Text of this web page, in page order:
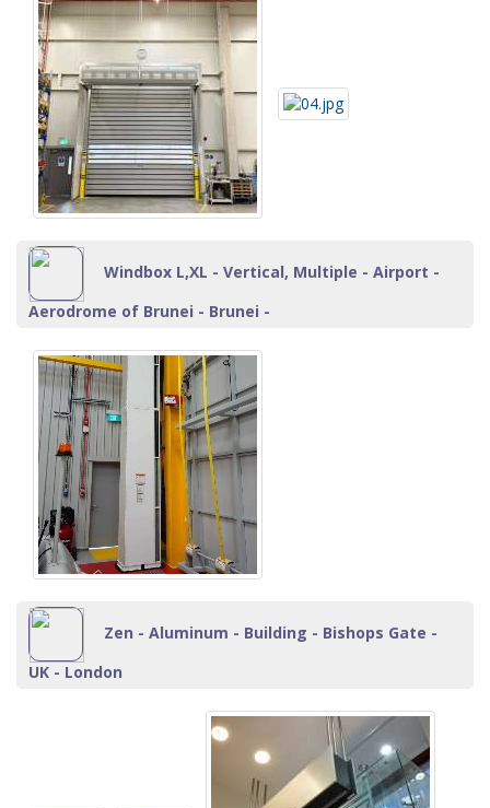
Windbox L,XL - Vertical, Multiple - Airport -
Aerodrome of Brunei - Brunei -
Zen - Aluminum - Building - Bishops Gate -
UK - London